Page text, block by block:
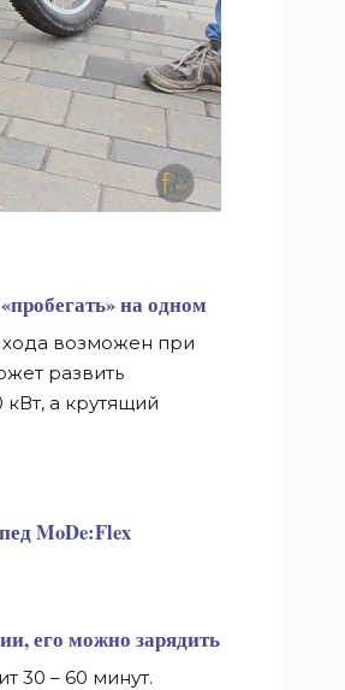
на одном
хода возможен при
развить
а крутящий
MoDe:Flex
его можно зарядить
30 – 60 минут.